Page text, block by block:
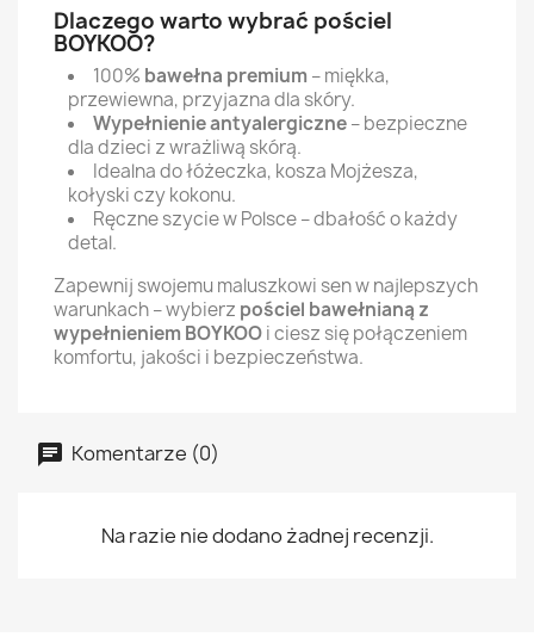
Dlaczego warto wybrać pościel
BOYKOO?
100% bawełna premium – miękka,
przewiewna, przyjazna dla skóry.
Wypełnienie antyalergiczne– bezpieczne
dla dzieci z wrażliwą skórą.
Idealna do łóżeczka, kosza Mojżesza,
kołyski czy kokonu.
Ręczne szycie w Polsce – dbałość o każdy
detal.
Zapewnij swojemu maluszkowi sen w najlepszych
warunkach – wybierz pościel bawełnianą z
wypełnieniem BOYKOOi ciesz się połączeniem
komfortu, jakości i bezpieczeństwa.
Komentarze (0)
Na razie nie dodano żadnej recenzji.